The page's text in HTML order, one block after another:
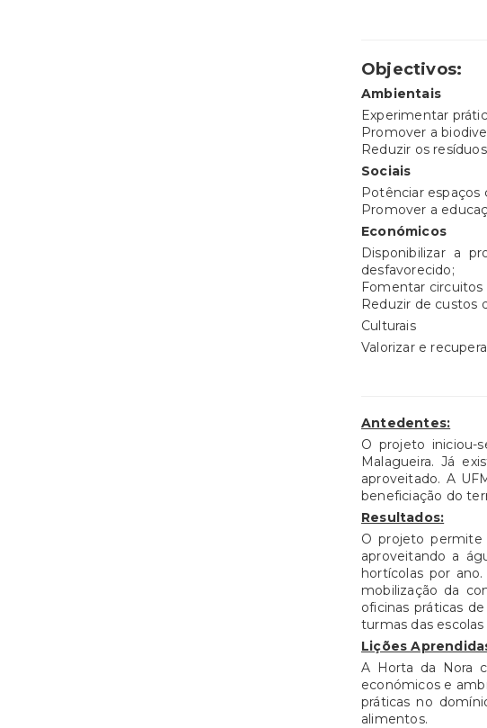
Objectivos:
Ambientais
Experimentar
Promover a
Reduzir os
Sociais
Potênciar espaços
Promover a
Económicos
Disponibilizar a
desfavorecido;
Fomentar
Reduzir de custos
Culturais
Valorizar e
Antedentes:
O projeto iniciou-
Malagueira. Já
aproveitado. A
beneficiação do
Resultados:
O projeto
aproveitando a
hortícolas por
mobilização da
oficinas práticas
turmas das
Lições
A Horta da Nora
económicos e
práticas no
alimentos.